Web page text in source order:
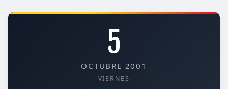
5
OCTUBRE 2001
VIERNES